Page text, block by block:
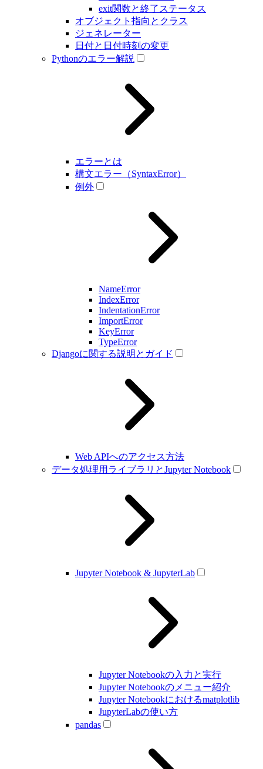
exit関数と終了ステータス
オブジェクト指向とクラス
ジェネレーター
日付と日付時刻の変更
Pythonのエラー解説
エラーとは
構文エラー（SyntaxError）
例外
NameError
IndexError
IndentationError
ImportError
KeyError
TypeError
Djangoに関する説明とガイド
Web APIへのアクセス方法
データ処理用ライブラリとJupyter Notebook
Jupyter Notebook & JupyterLab
Jupyter Notebookの入力と実行
Jupyter Notebookのメニュー紹介
Jupyter Notebookにおけるmatplotlib
JupyterLabの使い方
pandas